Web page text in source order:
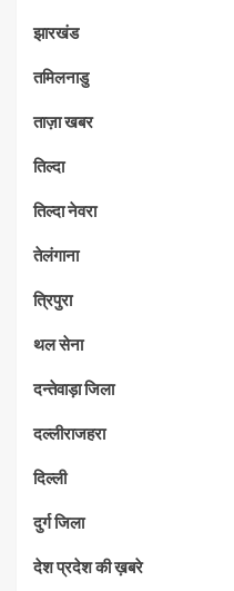
झारखंड
तमिलनाडु
ताज़ा खबर
तिल्दा
तिल्दा नेवरा
तेलंगाना
त्रिपुरा
थल सेना
दन्तेवाड़ा जिला
दल्लीराजहरा
दिल्ली
दुर्ग जिला
देश प्रदेश की ख़बरे